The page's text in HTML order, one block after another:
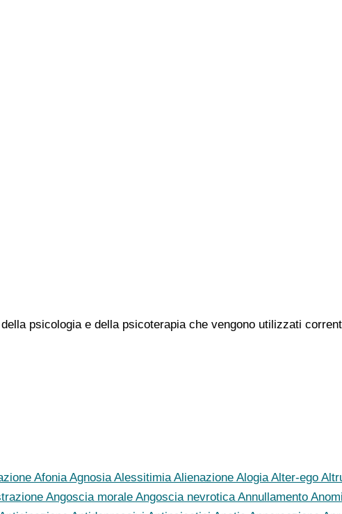
psicologia e della psicoterapia che vengono utilizzati
AfoniaAgnosiaAlessitimiaAlienazione AlogiaAlter-ego
Angoscia morale Angoscia nevroticaAnnullamento